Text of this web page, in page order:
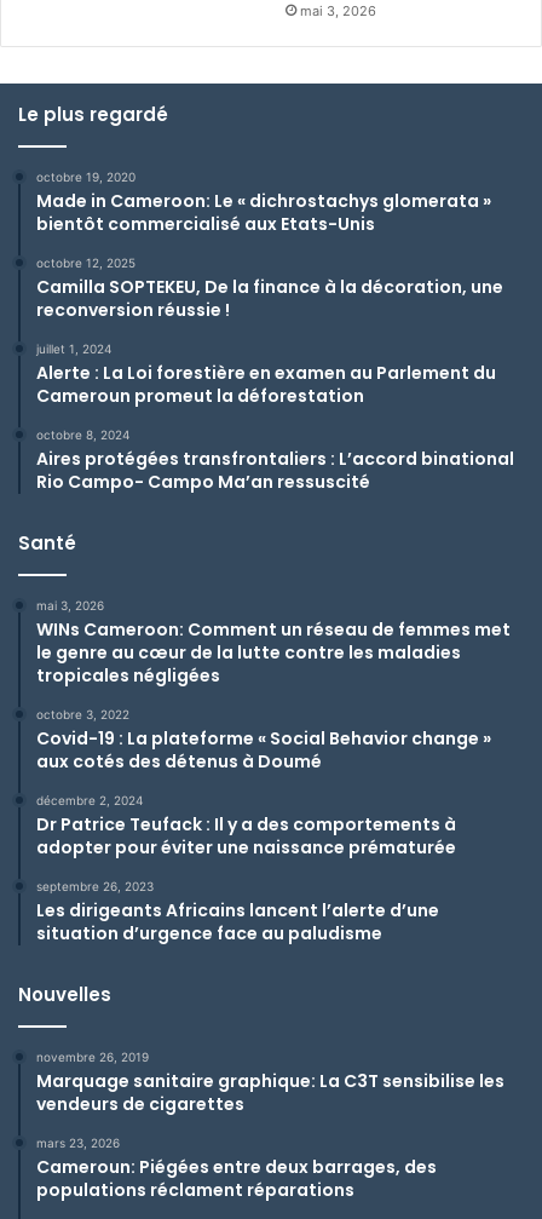
mai 3, 2026
Le plus regardé
octobre 19, 2020
Made in Cameroon: Le « dichrostachys glomerata »
bientôt commercialisé aux Etats-Unis
octobre 12, 2025
Camilla SOPTEKEU, De la finance à la décoration, une
reconversion réussie !
juillet 1, 2024
Alerte : La Loi forestière en examen au Parlement du
Cameroun promeut la déforestation
octobre 8, 2024
Aires protégées transfrontaliers : L’accord binational
Rio Campo- Campo Ma’an ressuscité
Santé
mai 3, 2026
WINs Cameroon: Comment un réseau de femmes met
le genre au cœur de la lutte contre les maladies
tropicales négligées
octobre 3, 2022
Covid-19 : La plateforme « Social Behavior change »
aux cotés des détenus à Doumé
décembre 2, 2024
Dr Patrice Teufack : Il y a des comportements à
adopter pour éviter une naissance prématurée
septembre 26, 2023
Les dirigeants Africains lancent l’alerte d’une
situation d’urgence face au paludisme
Nouvelles
novembre 26, 2019
Marquage sanitaire graphique: La C3T sensibilise les
vendeurs de cigarettes
mars 23, 2026
Cameroun: Piégées entre deux barrages, des
populations réclament réparations